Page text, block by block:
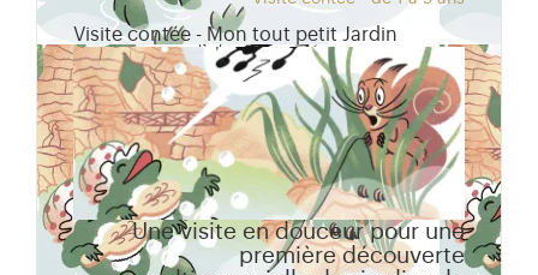
Visite contée - Mon tout petit Jardin
Une visite en douceur pour une
première découverte